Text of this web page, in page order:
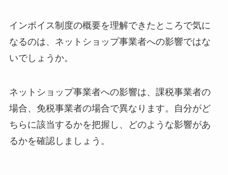
インボイス制度の概要を理解できたところで気に
なるのは、ネットショップ事業者への影響ではな
いでしょうか。
ネットショップ事業者への影響は、課税事業者の
場合、免税事業者の場合で異なります。自分がど
ちらに該当するかを把握し、どのような影響があ
るかを確認しましょう。